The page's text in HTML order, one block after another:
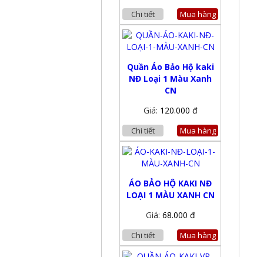
Chi tiết Mua hàng
Quần Áo Bảo Hộ kaki
NĐ Loại 1 Màu Xanh
CN
Giá: 120.000 đ
Chi tiết Mua hàng
ÁO BẢO HỘ KAKI NĐ
LOẠI 1 MÀU XANH CN
Giá: 68.000 đ
Chi tiết Mua hàng